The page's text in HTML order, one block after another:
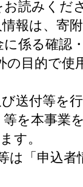
読みくだ
報は、寄
係る確認
の目的で使
送付等を
を本事業
す。
は「申込